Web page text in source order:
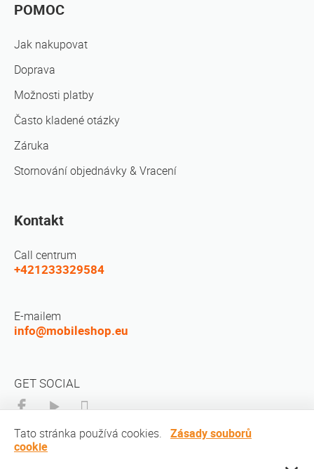
POMOC
Jak nakupovat
Doprava
Možnosti platby
Často kladené otázky
Záruka
Stornování objednávky & Vracení
Kontakt
Call centrum
+421233329584
E-mailem
info@mobileshop.eu
GET SOCIAL
Tato stránka používá cookies. Zásady souborů
cookie